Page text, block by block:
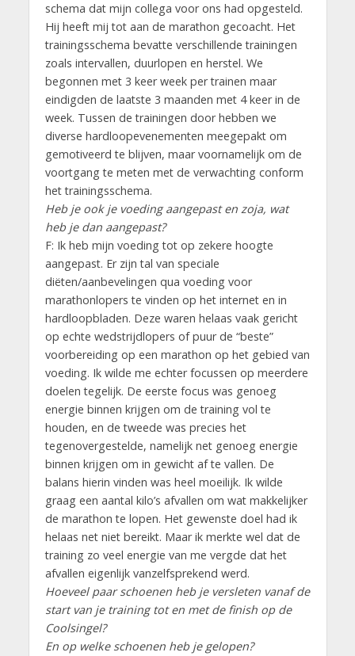
schema dat mijn collega voor ons had opgesteld.
Hij heeft mij tot aan de marathon gecoacht. Het
trainingsschema bevatte verschillende trainingen
zoals intervallen, duurlopen en herstel. We
begonnen met 3 keer week per trainen maar
eindigden de laatste 3 maanden met 4 keer in de
week. Tussen de trainingen door hebben we
diverse hardloopevenementen meegepakt om
gemotiveerd te blijven, maar voornamelijk om de
voortgang te meten met de verwachting conform
het trainingsschema.
Heb je ook je voeding aangepast en zoja, wat
heb je dan aangepast?
F: Ik heb mijn voeding tot op zekere hoogte
aangepast. Er zijn tal van speciale
diëten/aanbevelingen qua voeding voor
marathonlopers te vinden op het internet en in
hardloopbladen. Deze waren helaas vaak gericht
op echte wedstrijdlopers of puur de “beste”
voorbereiding op een marathon op het gebied van
voeding. Ik wilde me echter focussen op meerdere
doelen tegelijk. De eerste focus was genoeg
energie binnen krijgen om de training vol te
houden, en de tweede was precies het
tegenovergestelde, namelijk net genoeg energie
binnen krijgen om in gewicht af te vallen. De
balans hierin vinden was heel moeilijk. Ik wilde
graag een aantal kilo’s afvallen om wat makkelijker
de marathon te lopen. Het gewenste doel had ik
helaas net niet bereikt. Maar ik merkte wel dat de
training zo veel energie van me vergde dat het
afvallen eigenlijk vanzelfsprekend werd.
Hoeveel paar schoenen heb je versleten vanaf de
start van je training tot en met de finish op de
Coolsingel?
En op welke schoenen heb je gelopen?